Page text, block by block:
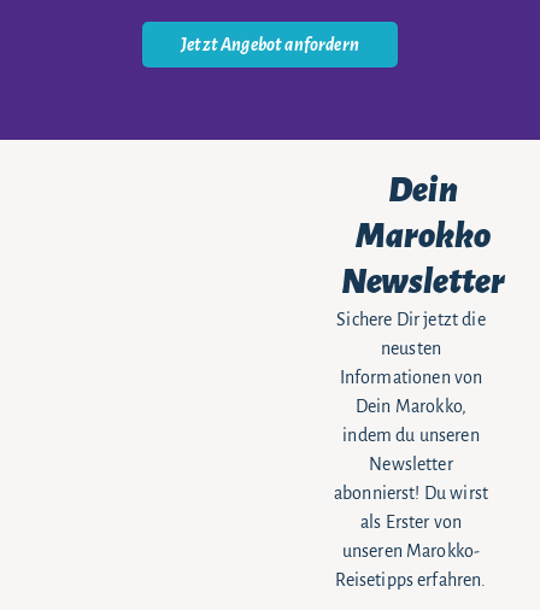
Jetzt Angebot anfordern
Dein
Marokko
Newsletter
Sichere Dir jetzt die
neusten
Informationen von
Dein Marokko,
indem du unseren
Newsletter
abonnierst! Du wirst
als Erster von
unseren Marokko-
Reisetipps erfahren.